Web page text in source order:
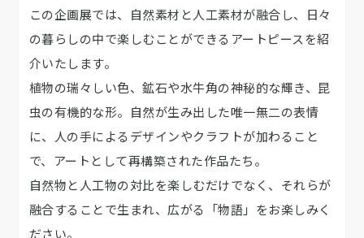
この企画展では、自然素材と人工素材が融合し、日々
の暮らしの中で楽しむことができるアートピースを紹
介いたします。
植物の瑞々しい色、鉱石や水牛角の神秘的な輝き、昆
虫の有機的な形。自然が生み出した唯一無二の表情
に、人の手によるデザインやクラフトが加わること
で、アートとして再構築された作品たち。
自然物と人工物の対比を楽しむだけでなく、それらが
融合することで生まれ、広がる「物語」をお楽しみく
ださい。